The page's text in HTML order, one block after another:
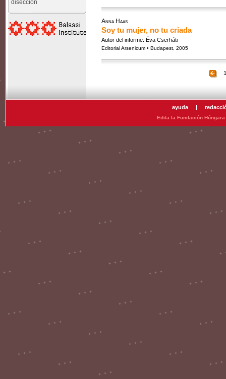
disección
Anna Haas
Soy tu mujer, no tu criada
Autor del informe: Éva Cserháti
Editorial Arsenicum • Budapest, 2005
1
ayuda |
Edita la Fundación